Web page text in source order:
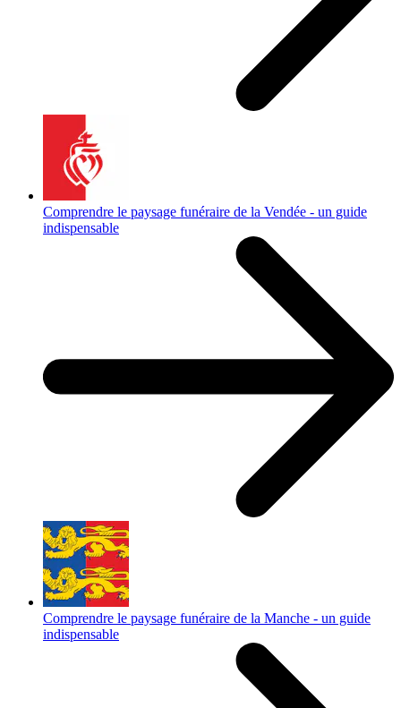
Comprendre le paysage funéraire de la Vendée - un guide
indispensable
Comprendre le paysage funéraire de la Manche - un guide
indispensable